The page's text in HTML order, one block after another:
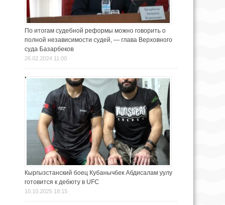
По итогам судебной реформы можно говорить о
полной независимости судей, — глава Верховного
суда Базарбеков
26.02.2024 11:00
Кыргызстанский боец Кубанычбек Абдисалам уулу
готовится к дебюту в UFC
10.10.2025 18:15